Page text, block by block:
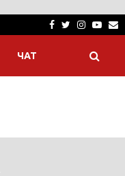
Facebook
Twitter
ЧАТ